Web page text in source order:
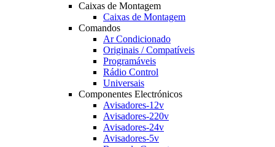
Caixas de Montagem
Caixas de Montagem
Comandos
Ar Condicionado
Originais / Compatíveis
Programáveis
Rádio Control
Universais
Componentes Electrónicos
Avisadores-12v
Avisadores-220v
Avisadores-24v
Avisadores-5v